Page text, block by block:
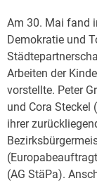
Am 30. Mai fand
Demokratie und
Arbeiten der
vorstellte. Peter
und Cora Steckel
ihrer
(AG StäPa).